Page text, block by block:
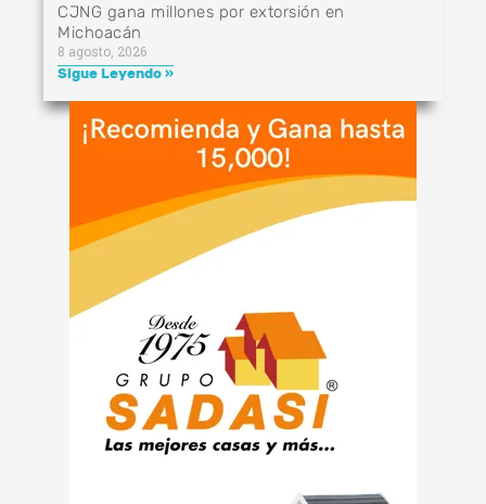
CJNG gana millones por extorsión en
Michoacán
8 agosto, 2026
Sigue Leyendo »